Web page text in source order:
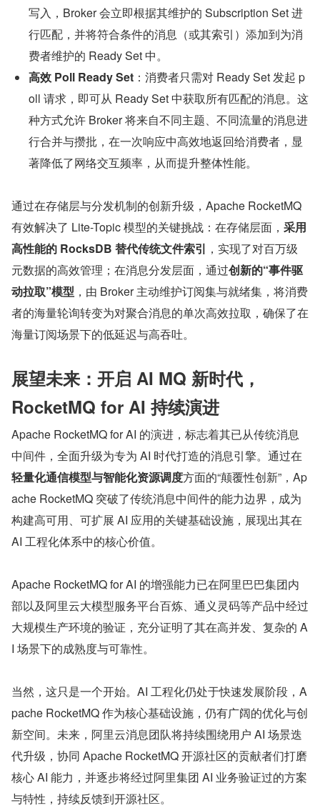
写入，Broker 会立即根据其维护的 Subscription Set 进
行匹配，并将符合条件的消息（或其索引）添加到为消
费者维护的 Ready Set 中。
高效 Poll Ready Set ：消费者只需对 Ready Set 发起 p
oll 请求，即可从 Ready Set 中获取所有匹配的消息。这
种方式允许 Broker 将来自不同主题、不同流量的消息进
行合并与攒批，在一次响应中高效地返回给消费者，显
著降低了网络交互频率，从而提升整体性能。
通过在存储层与分发机制的创新升级，Apache RocketMQ
有效解决了 Lite-Topic 模型的关键挑战：在存储层面， 采用
高性能的 RocksDB 替代传统文件索引 ，实现了对百万级
元数据的高效管理；在消息分发层面，通过创新的“事件驱
动拉取”模型 ，由 Broker 主动维护订阅集与就绪集，将消费
者的海量轮询转变为对聚合消息的单次高效拉取，确保了在
海量订阅场景下的低延迟与高吞吐。
展望未来：开启 AI MQ 新时代，
RocketMQ for AI 持续演进
Apache RocketMQ for AI 的演进，标志着其已从传统消息
中间件，全面升级为专为 AI 时代打造的消息引擎。通过在
轻量化通信模型与智能化资源调度方面的“颠覆性创新”，Ap
ache RocketMQ 突破了传统消息中间件的能力边界，成为
构建高可用、可扩展 AI 应用的关键基础设施，展现出其在
AI 工程化体系中的核心价值。
Apache RocketMQ for AI 的增强能力已在阿里巴巴集团内
部以及阿里云大模型服务平台百炼、通义灵码等产品中经过
大规模生产环境的验证，充分证明了其在高并发、复杂的 A
I 场景下的成熟度与可靠性。
当然，这只是一个开始。AI 工程化仍处于快速发展阶段，A
pache RocketMQ 作为核心基础设施，仍有广阔的优化与创
新空间。未来，阿里云消息团队将持续围绕用户 AI 场景迭
代升级，协同 Apache RocketMQ 开源社区的贡献者们打磨
核心 AI 能力，并逐步将经过阿里集团 AI 业务验证过的方案
与特性，持续反馈到开源社区。